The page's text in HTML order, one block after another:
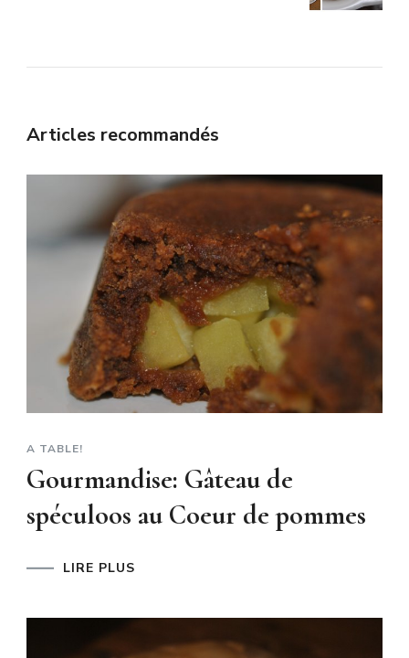
Articles recommandés
A TABLE!
Gourmandise: Gâteau de
spéculoos au Coeur de pommes
LIRE PLUS